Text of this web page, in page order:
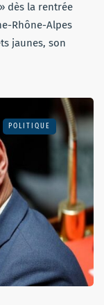
dès la rentrée
Rhône-Alpes
jaunes, son
POLITIQUE